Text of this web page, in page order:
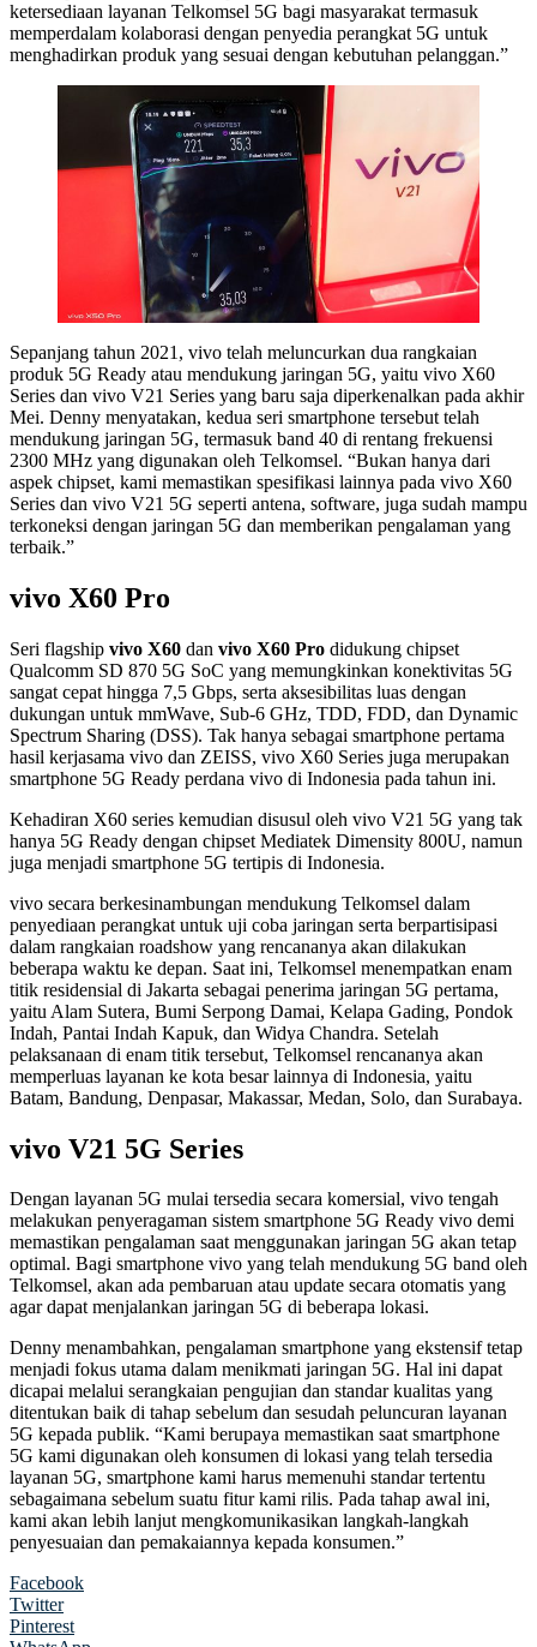
ketersediaan layanan Telkomsel 5G bagi masyarakat termasuk
memperdalam kolaborasi dengan penyedia perangkat 5G untuk
menghadirkan produk yang sesuai dengan kebutuhan pelanggan.”
Sepanjang tahun 2021, vivo telah meluncurkan dua rangkaian
produk 5G Ready atau mendukung jaringan 5G, yaitu vivo X60
Series dan vivo V21 Series yang baru saja diperkenalkan pada akhir
Mei. Denny menyatakan, kedua seri smartphone tersebut telah
mendukung jaringan 5G, termasuk band 40 di rentang frekuensi
2300 MHz yang digunakan oleh Telkomsel. “Bukan hanya dari
aspek chipset, kami memastikan spesifikasi lainnya pada vivo X60
Series dan vivo V21 5G seperti antena, software, juga sudah mampu
terkoneksi dengan jaringan 5G dan memberikan pengalaman yang
terbaik.”
vivo X60 Pro
Seri flagship vivo X60 dan vivo X60 Pro didukung chipset
Qualcomm SD 870 5G SoC yang memungkinkan konektivitas 5G
sangat cepat hingga 7,5 Gbps, serta aksesibilitas luas dengan
dukungan untuk mmWave, Sub-6 GHz, TDD, FDD, dan Dynamic
Spectrum Sharing (DSS). Tak hanya sebagai smartphone pertama
hasil kerjasama vivo dan ZEISS, vivo X60 Series juga merupakan
smartphone 5G Ready perdana vivo di Indonesia pada tahun ini.
Kehadiran X60 series kemudian disusul oleh vivo V21 5G yang tak
hanya 5G Ready dengan chipset Mediatek Dimensity 800U, namun
juga menjadi smartphone 5G tertipis di Indonesia.
vivo secara berkesinambungan mendukung Telkomsel dalam
penyediaan perangkat untuk uji coba jaringan serta berpartisipasi
dalam rangkaian roadshow yang rencananya akan dilakukan
beberapa waktu ke depan. Saat ini, Telkomsel menempatkan enam
titik residensial di Jakarta sebagai penerima jaringan 5G pertama,
yaitu Alam Sutera, Bumi Serpong Damai, Kelapa Gading, Pondok
Indah, Pantai Indah Kapuk, dan Widya Chandra. Setelah
pelaksanaan di enam titik tersebut, Telkomsel rencananya akan
memperluas layanan ke kota besar lainnya di Indonesia, yaitu
Batam, Bandung, Denpasar, Makassar, Medan, Solo, dan Surabaya.
vivo V21 5G Series
Dengan layanan 5G mulai tersedia secara komersial, vivo tengah
melakukan penyeragaman sistem smartphone 5G Ready vivo demi
memastikan pengalaman saat menggunakan jaringan 5G akan tetap
optimal. Bagi smartphone vivo yang telah mendukung 5G band oleh
Telkomsel, akan ada pembaruan atau update secara otomatis yang
agar dapat menjalankan jaringan 5G di beberapa lokasi.
Denny menambahkan, pengalaman smartphone yang ekstensif tetap
menjadi fokus utama dalam menikmati jaringan 5G. Hal ini dapat
dicapai melalui serangkaian pengujian dan standar kualitas yang
ditentukan baik di tahap sebelum dan sesudah peluncuran layanan
5G kepada publik. “Kami berupaya memastikan saat smartphone
5G kami digunakan oleh konsumen di lokasi yang telah tersedia
layanan 5G, smartphone kami harus memenuhi standar tertentu
sebagaimana sebelum suatu fitur kami rilis. Pada tahap awal ini,
kami akan lebih lanjut mengkomunikasikan langkah-langkah
penyesuaian dan pemakaiannya kepada konsumen.”
Facebook
Twitter
Pinterest